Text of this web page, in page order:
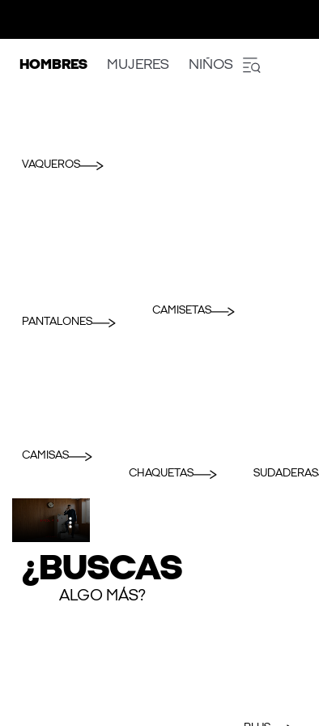
HOMBRES MUJERES NIÑOS
VAQUEROS
PANTALONES
CAMISETAS
CAMISAS
CHAQUETAS
SUDADERAS
¿BUSCAS
ALGO MÁS?